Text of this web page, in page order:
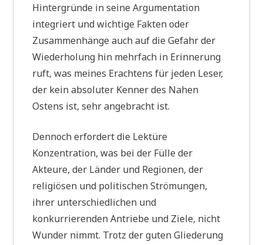
Hintergründe in seine Argumentation
integriert und wichtige Fakten oder
Zusammenhänge auch auf die Gefahr der
Wiederholung hin mehrfach in Erinnerung
ruft, was meines Erachtens für jeden Leser,
der kein absoluter Kenner des Nahen
Ostens ist, sehr angebracht ist.
Dennoch erfordert die Lektüre
Konzentration, was bei der Fülle der
Akteure, der Länder und Regionen, der
religiösen und politischen Strömungen,
ihrer unterschiedlichen und
konkurrierenden Antriebe und Ziele, nicht
Wunder nimmt. Trotz der guten Gliederung